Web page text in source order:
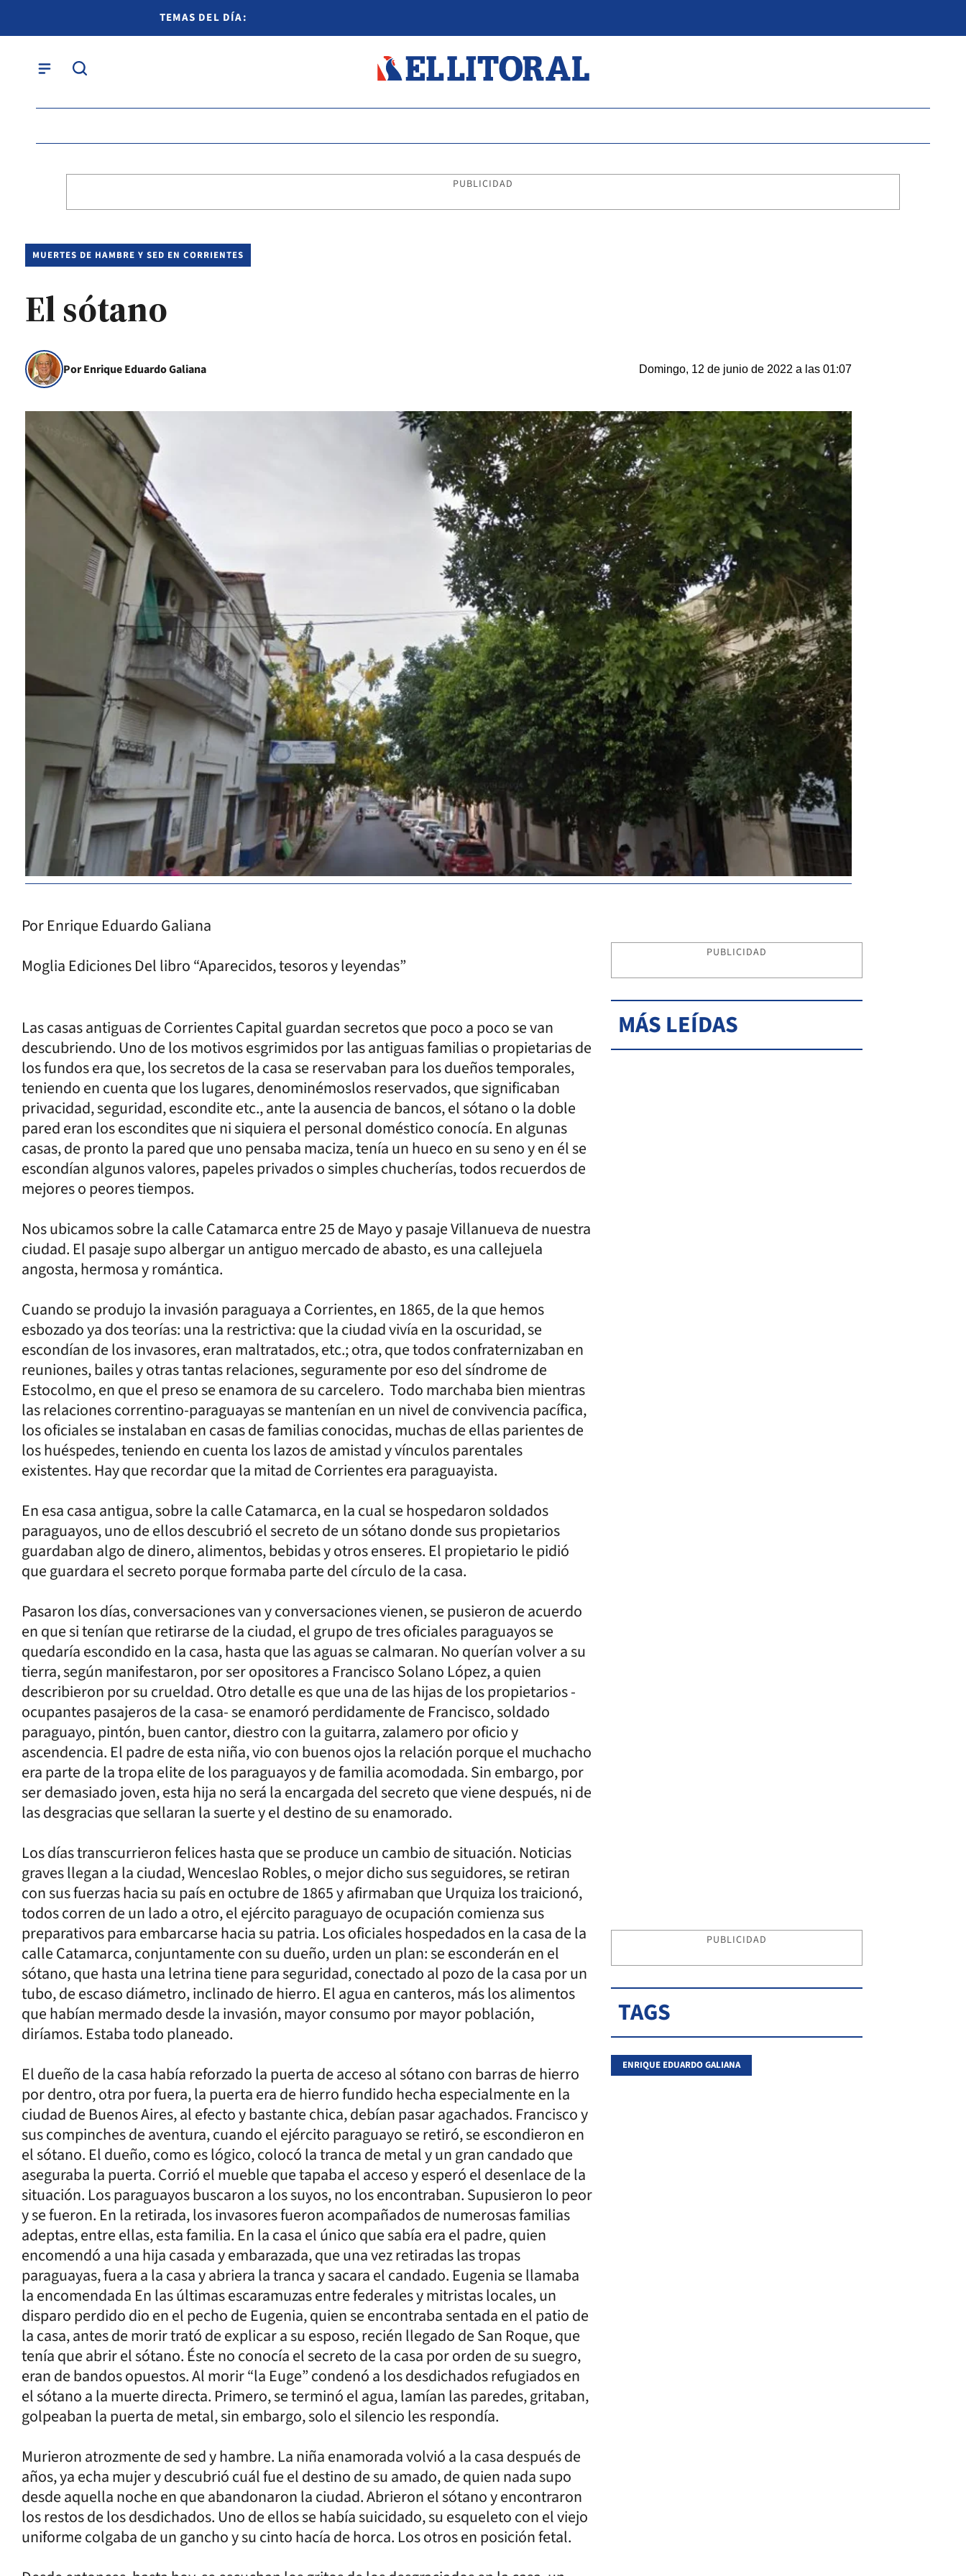
TEMAS DEL DÍA:
PUBLICIDAD
MUERTES DE HAMBRE Y SED EN CORRIENTES
El sótano
Por Enrique Eduardo Galiana Domingo, 12 de junio de 2022 a las 01:07
Por Enrique Eduardo Galiana
Moglia Ediciones Del libro “Aparecidos, tesoros y leyendas”
Las casas antiguas de Corrientes Capital guardan secretos que poco a poco se van
descubriendo. Uno de los motivos esgrimidos por las antiguas familias o propietarias de
los fundos era que, los secretos de la casa se reservaban para los dueños temporales,
teniendo en cuenta que los lugares, denominémoslos reservados, que significaban
privacidad, seguridad, escondite etc., ante la ausencia de bancos, el sótano o la doble
pared eran los escondites que ni siquiera el personal doméstico conocía. En algunas
casas, de pronto la pared que uno pensaba maciza, tenía un hueco en su seno y en él se
escondían algunos valores, papeles privados o simples chucherías, todos recuerdos de
mejores o peores tiempos.
Nos ubicamos sobre la calle Catamarca entre 25 de Mayo y pasaje Villanueva de nuestra
ciudad. El pasaje supo albergar un antiguo mercado de abasto, es una callejuela
angosta, hermosa y romántica.
Cuando se produjo la invasión paraguaya a Corrientes, en 1865, de la que hemos
esbozado ya dos teorías: una la restrictiva: que la ciudad vivía en la oscuridad, se
escondían de los invasores, eran maltratados, etc.; otra, que todos confraternizaban en
reuniones, bailes y otras tantas relaciones, seguramente por eso del síndrome de
Estocolmo, en que el preso se enamora de su carcelero. Todo marchaba bien mientras
las relaciones correntino-paraguayas se mantenían en un nivel de convivencia pacífica,
los oficiales se instalaban en casas de familias conocidas, muchas de ellas parientes de
los huéspedes, teniendo en cuenta los lazos de amistad y vínculos parentales
existentes. Hay que recordar que la mitad de Corrientes era paraguayista.
En esa casa antigua, sobre la calle Catamarca, en la cual se hospedaron soldados
paraguayos, uno de ellos descubrió el secreto de un sótano donde sus propietarios
guardaban algo de dinero, alimentos, bebidas y otros enseres. El propietario le pidió
que guardara el secreto porque formaba parte del círculo de la casa.
Pasaron los días, conversaciones van y conversaciones vienen, se pusieron de acuerdo
en que si tenían que retirarse de la ciudad, el grupo de tres oficiales paraguayos se
quedaría escondido en la casa, hasta que las aguas se calmaran. No querían volver a su
tierra, según manifestaron, por ser opositores a Francisco Solano López, a quien
describieron por su crueldad. Otro detalle es que una de las hijas de los propietarios -
ocupantes pasajeros de la casa- se enamoró perdidamente de Francisco, soldado
paraguayo, pintón, buen cantor, diestro con la guitarra, zalamero por oficio y
ascendencia. El padre de esta niña, vio con buenos ojos la relación porque el muchacho
era parte de la tropa elite de los paraguayos y de familia acomodada. Sin embargo, por
ser demasiado joven, esta hija no será la encargada del secreto que viene después, ni de
las desgracias que sellaran la suerte y el destino de su enamorado.
Los días transcurrieron felices hasta que se produce un cambio de situación. Noticias
graves llegan a la ciudad, Wenceslao Robles, o mejor dicho sus seguidores, se retiran
con sus fuerzas hacia su país en octubre de 1865 y afirmaban que Urquiza los traicionó,
todos corren de un lado a otro, el ejército paraguayo de ocupación comienza sus
preparativos para embarcarse hacia su patria. Los oficiales hospedados en la casa de la
calle Catamarca, conjuntamente con su dueño, urden un plan: se esconderán en el
sótano, que hasta una letrina tiene para seguridad, conectado al pozo de la casa por un
tubo, de escaso diámetro, inclinado de hierro. El agua en canteros, más los alimentos
que habían mermado desde la invasión, mayor consumo por mayor población,
diríamos. Estaba todo planeado.
El dueño de la casa había reforzado la puerta de acceso al sótano con barras de hierro
por dentro, otra por fuera, la puerta era de hierro fundido hecha especialmente en la
ciudad de Buenos Aires, al efecto y bastante chica, debían pasar agachados. Francisco y
sus compinches de aventura, cuando el ejército paraguayo se retiró, se escondieron en
el sótano. El dueño, como es lógico, colocó la tranca de metal y un gran candado que
aseguraba la puerta. Corrió el mueble que tapaba el acceso y esperó el desenlace de la
situación. Los paraguayos buscaron a los suyos, no los encontraban. Supusieron lo peor
y se fueron. En la retirada, los invasores fueron acompañados de numerosas familias
adeptas, entre ellas, esta familia. En la casa el único que sabía era el padre, quien
encomendó a una hija casada y embarazada, que una vez retiradas las tropas
paraguayas, fuera a la casa y abriera la tranca y sacara el candado. Eugenia se llamaba
la encomendada En las últimas escaramuzas entre federales y mitristas locales, un
disparo perdido dio en el pecho de Eugenia, quien se encontraba sentada en el patio de
la casa, antes de morir trató de explicar a su esposo, recién llegado de San Roque, que
tenía que abrir el sótano. Éste no conocía el secreto de la casa por orden de su suegro,
eran de bandos opuestos. Al morir “la Euge” condenó a los desdichados refugiados en
el sótano a la muerte directa. Primero, se terminó el agua, lamían las paredes, gritaban,
golpeaban la puerta de metal, sin embargo, solo el silencio les respondía.
Murieron atrozmente de sed y hambre. La niña enamorada volvió a la casa después de
años, ya echa mujer y descubrió cuál fue el destino de su amado, de quien nada supo
desde aquella noche en que abandonaron la ciudad. Abrieron el sótano y encontraron
los restos de los desdichados. Uno de ellos se había suicidado, su esqueleto con el viejo
uniforme colgaba de un gancho y su cinto hacía de horca. Los otros en posición fetal.
PUBLICIDAD
MÁS LEÍDAS
PUBLICIDAD
TAGS
ENRIQUE EDUARDO GALIANA